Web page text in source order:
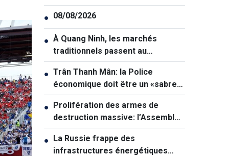
pour la Patrie
● 08/08/2026
● À Quang Ninh, les marchés
traditionnels passent au
numérique
● Trân Thanh Mân: la Police
économique doit être un «sabre
tranchant» dans la lutte contre la
criminalité
● Prolifération des armes de
destruction massive: l’Assemblée
nationale veut renforcer la
prévention
● La Russie frappe des
infrastructures énergétiques